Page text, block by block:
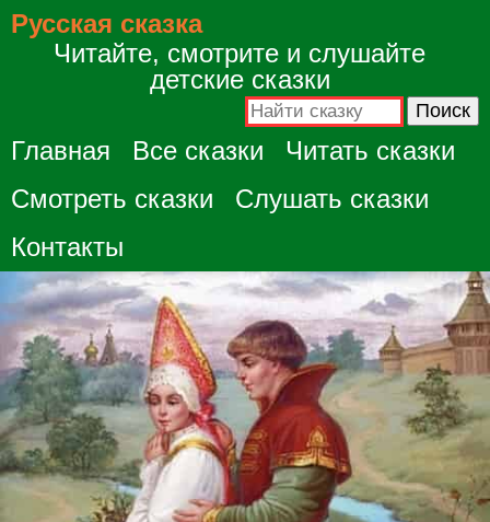
Русская сказка
Читайте, смотрите и слушайте
детские сказки
Главная Все сказки
Читать сказки
Смотреть сказки
Слушать сказки
Контакты